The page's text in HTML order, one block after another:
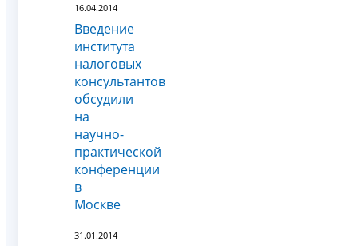
16.04.2014
Введение
института
налоговых
консультантов
обсудили
на
научно-
практической
конференции
в
Москве
31.01.2014